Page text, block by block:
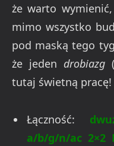
że warto
mimo wszystko
pod maską tego
że jeden drobiazg
tutaj świetną pracę!
Łączność:
a/b/g/n/ac 2×2